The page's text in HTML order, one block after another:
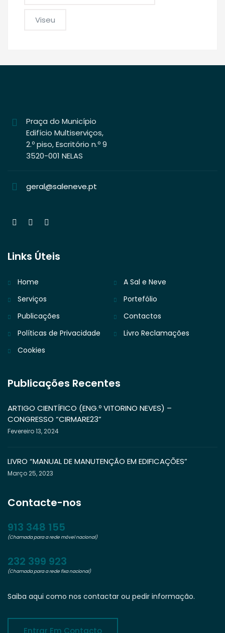
Viseu
Praça do Município
Edifício Multiserviços,
2.º piso, Escritório n.º 9
3520-001 NELAS
geral@saleneve.pt
Links Úteis
Home
A Sal e Neve
Serviços
Portefólio
Publicações
Contactos
Políticas de Privacidade
Livro Reclamações
Cookies
Publicações Recentes
ARTIGO CIENTÍFICO (ENG.º VITORINO NEVES) –
CONGRESSO “CIRMARE23”
Fevereiro 13, 2024
LIVRO “MANUAL DE MANUTENÇÃO EM EDIFICAÇÕES”
Março 25, 2023
Contacte-nos
913 348 155
(Chamada para a rede móvel nacional)
232 399 923
(Chamada para a rede fixa nacional)
Saiba aqui como nos contactar ou pedir informação.
Entrar Em Contacto